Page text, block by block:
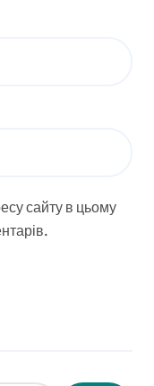
сайту в цьому